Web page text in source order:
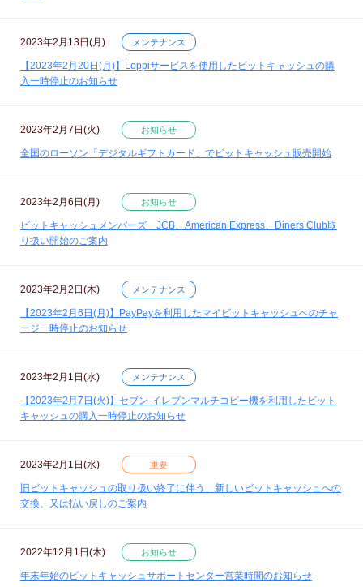
2023年2月13日(月) メンテナンス
【2023年2月20日(月)】Loppiサービスを使用したビットキャッシュの購
入一時停止のお知らせ
2023年2月7日(火) お知らせ
全国のローソン「デジタルギフトカード」でビットキャッシュ販売開始
2023年2月6日(月) お知らせ
ビットキャッシュメンバーズ JCB、American Express、Diners Club取
り扱い開始のご案内
2023年2月2日(木) メンテナンス
【2023年2月6日(月)】PayPayを利用したマイビットキャッシュへのチャ
ージ一時停止のお知らせ
2023年2月1日(水) メンテナンス
【2023年2月7日(火)】セブン‐イレブンマルチコピー機を利用したビット
キャッシュの購入一時停止のお知らせ
2023年2月1日(水) 重要
旧ビットキャッシュの取り扱い終了に伴う、新しいビットキャッシュへの
交換、又は払い戻しのご案内
2022年12月1日(木) お知らせ
年末年始のビットキャッシュサポートセンター営業時間のお知らせ